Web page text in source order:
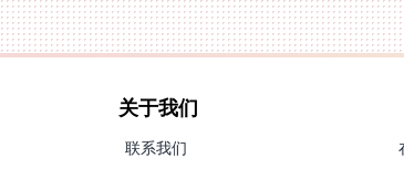
关于我们
联系我们